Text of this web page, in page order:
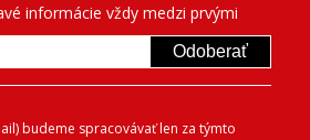
informácie vždy medzi prvými
Odoberať
budeme spracovávať len za týmto